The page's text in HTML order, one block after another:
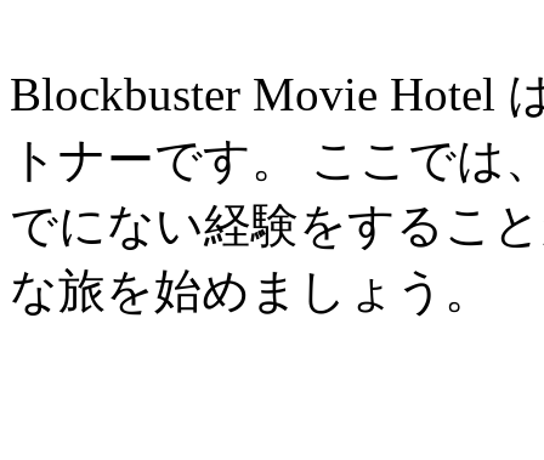
Blockbuster Movie Hotel
トナーです。 ここでは
でにない経験をするこ
な旅を始めましょう。